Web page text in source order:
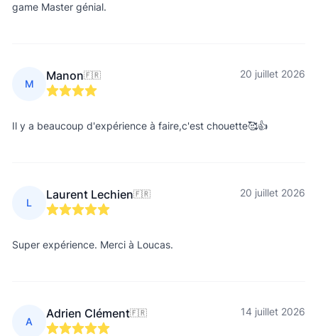
game Master génial.
M
Manon🇫🇷 20 juillet 2026
Il y a beaucoup d'expérience à faire,c'est chouette🥰👍
L
Laurent Lechien🇫🇷 20 juillet 2026
Super expérience. Merci à Loucas.
A
Adrien Clément🇫🇷 14 juillet 2026